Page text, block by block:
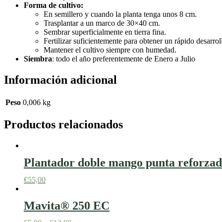
Forma de cultivo:
En semillero y cuando la planta tenga unos 8 cm.
Trasplantar a un marco de 30×40 cm.
Sembrar superficialmente en tierra fina.
Fertilizar suficientemente para obtener un rápido
Mantener el cultivo siempre con humedad.
Siembra: todo el año preferentemente de Enero a Julio
Información adicional
Peso 0,006 kg
Productos relacionados
Plantador doble mango punta
€55,00
Mavita® 250 EC